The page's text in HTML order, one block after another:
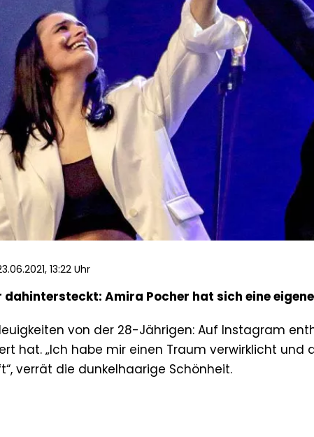
13:22 Uhr
dahintersteckt: Amira Pocher hat sich eine
von der 28-Jährigen: Auf Instagram
hat. „Ich habe mir einen Traum verwirklicht und
verrät die dunkelhaarige Schönheit.